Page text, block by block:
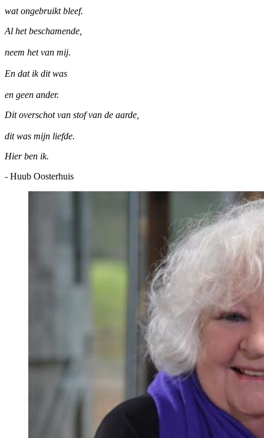
wat ongebruikt bleef.
Al het beschamende,
neem het van mij.
En dat ik dit was
en geen ander.
Dit overschot van stof van de aarde,
dit was mijn liefde.
Hier ben ik.
- Huub Oosterhuis